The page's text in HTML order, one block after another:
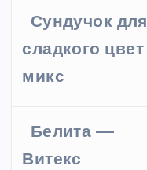
Сундучок для
сладкого цвет
микс
Белита —
Витекс